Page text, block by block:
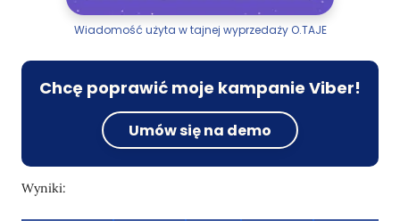
Wiadomość użyta w tajnej wyprzedaży O.TAJE
Chcę poprawić moje kampanie Viber!
Umów się na demo
Wyniki: